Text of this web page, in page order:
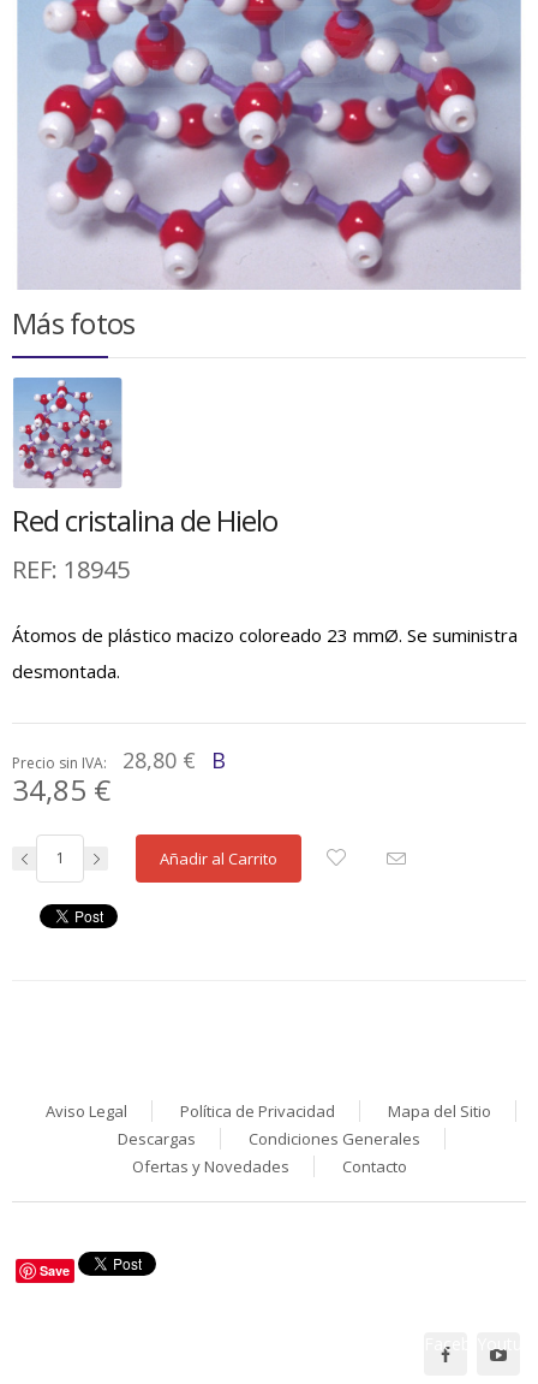
Más fotos
Red cristalina de Hielo
REF: 18945
Átomos de plástico macizo coloreado 23 mmØ. Se suministra
desmontada.
Precio sin IVA: 28,80 € B
34,85 €
Añadir al Carrito
Aviso Legal Política de Privacidad
Mapa del Sitio
Descargas
Condiciones Generales
Ofertas y Novedades
Contacto
Save
Facebook